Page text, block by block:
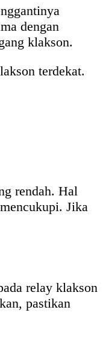
dengan
klakson.
terdekat.
rendah. Hal
Jika
relay klakson
pastikan